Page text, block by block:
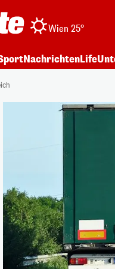
Wien 25°
NachrichtenLife